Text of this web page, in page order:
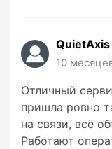
QuietAxis
10
Отличный
пришла ровно
на связи, всё
Работают